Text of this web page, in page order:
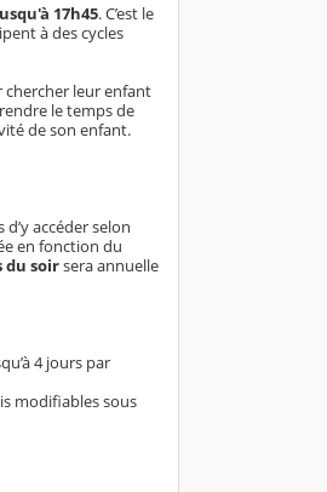
17h45. C’est le
à des cycles
leur enfant
le temps de
de son enfant.
accéder selon
en fonction du
du soirsera annuelle
4 jours par
modifiables sous